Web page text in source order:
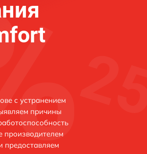
с устранением
причины
производителем
предоставляем